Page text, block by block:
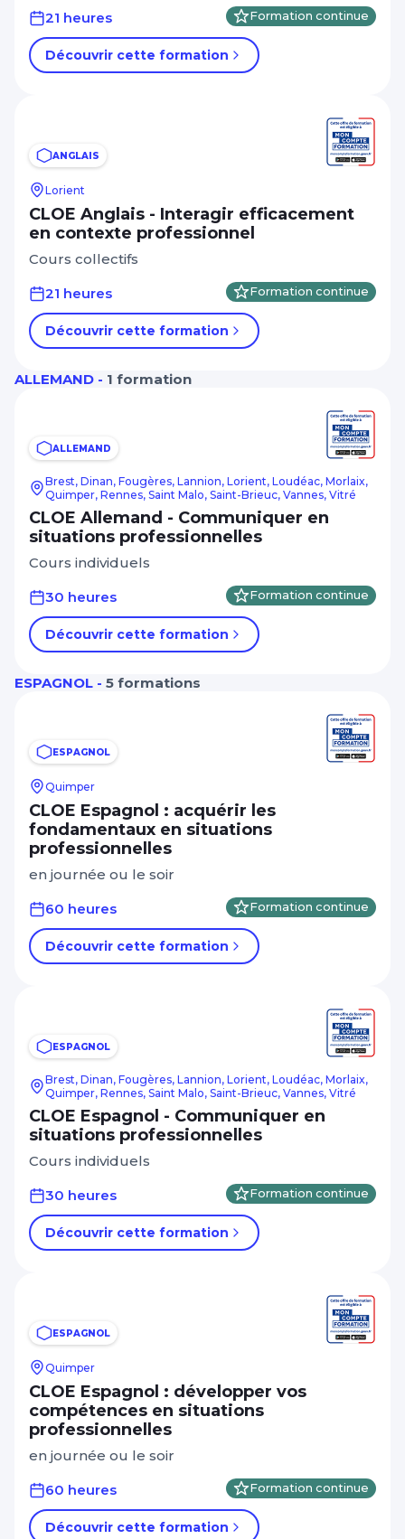
21 heures Formation continue
Découvrir cette formation
ANGLAIS
Lorient
CLOE Anglais - Interagir efficacement
en contexte professionnel
Cours collectifs
21 heures
Formation continue
Découvrir cette formation
ALLEMAND - 1 formation
ALLEMAND
Brest, Dinan, Fougères, Lannion, Lorient, Loudéac, Morlaix,
Quimper, Rennes, Saint Malo, Saint-Brieuc, Vannes, Vitré
CLOE Allemand - Communiquer en
situations professionnelles
Cours individuels
30 heures
Formation continue
Découvrir cette formation
ESPAGNOL - 5 formations
ESPAGNOL
Quimper
CLOE Espagnol : acquérir les
fondamentaux en situations
professionnelles
en journée ou le soir
60 heures
Formation continue
Découvrir cette formation
ESPAGNOL
Brest, Dinan, Fougères, Lannion, Lorient, Loudéac, Morlaix,
Quimper, Rennes, Saint Malo, Saint-Brieuc, Vannes, Vitré
CLOE Espagnol - Communiquer en
situations professionnelles
Cours individuels
30 heures
Formation continue
Découvrir cette formation
ESPAGNOL
Quimper
CLOE Espagnol : développer vos
compétences en situations
professionnelles
en journée ou le soir
60 heures
Formation continue
Découvrir cette formation